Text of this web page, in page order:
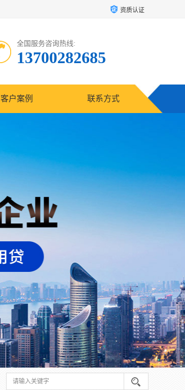
资质认证
全国服务咨询热线:
13700282685
客户案例 联系方式